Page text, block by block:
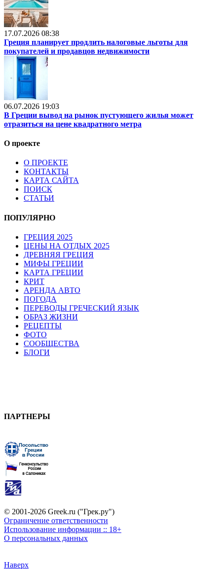
17.07.2026 08:38
Греция планирует продлить налоговые льготы для
покупателей и продавцов недвижимости
06.07.2026 19:03
В Греции вывод на рынок пустующего жилья может
отразиться на цене квадратного метра
О проекте
О ПРОЕКТЕ
КОНТАКТЫ
КАРТА САЙТА
ПОИСК
СТАТЬИ
ПОПУЛЯРНО
ГРЕЦИЯ 2025
ЦЕНЫ НА ОТДЫХ 2025
ДРЕВНЯЯ ГРЕЦИЯ
МИФЫ ГРЕЦИИ
КАРТА ГРЕЦИИ
КРИТ
АРЕНДА АВТО
ПОГОДА
ПЕРЕВОДЫ ГРЕЧЕСКИЙ ЯЗЫК
ОБРАЗ ЖИЗНИ
РЕЦЕПТЫ
ФОТО
СООБЩЕСТВА
БЛОГИ
ПАРТНЕРЫ
© 2001-2026 Greek.ru ("Грек.ру")
Ограничение ответственности
Использование информации :: 18+
О персональных данных
Наверх